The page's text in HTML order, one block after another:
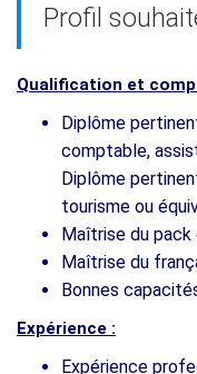
Profil
Qualification et
Diplôme
comptable,
Diplôme
tourisme ou
Maîtrise du pack
Maîtrise du
Bonnes
Expérience :
Expérience